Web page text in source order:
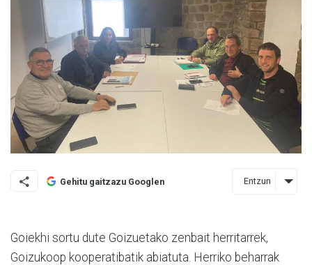
Gehitu gaitzazu Googlen Entzun
Goiekhi sortu dute Goizuetako zenbait herritarrek,
Goizukoop kooperatibatik abiatuta. Herriko beharrak